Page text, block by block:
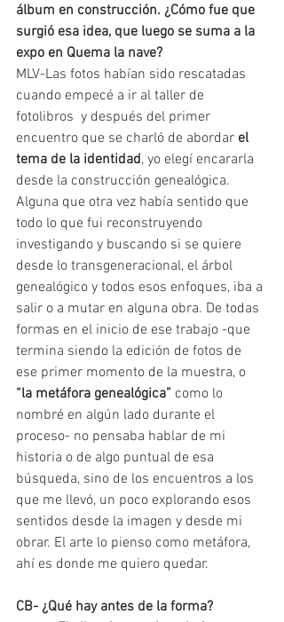
álbum en construcción. ¿Cómo fue que
surgió esa idea, que luego se suma a la
expo en Quema la nave?
MLV-Las fotos habían sido rescatadas
cuando empecé a ir al taller de
fotolibros  y después del primer
encuentro que se charló de abordar el
tema de la identidad, yo elegí encararla
desde la construcción genealógica.
Alguna que otra vez había sentido que
todo lo que fui reconstruyendo
investigando y buscando si se quiere
desde lo transgeneracional, el árbol
genealógico y todos esos enfoques, iba a
salir o a mutar en alguna obra. De todas
formas en el inicio de ese trabajo -que
termina siendo la edición de fotos de
ese primer momento de la muestra, o
“la metáfora genealógica” como lo
nombré en algún lado durante el
proceso- no pensaba hablar de mi
historia o de algo puntual de esa
búsqueda, sino de los encuentros a los
que me llevó, un poco explorando esos
sentidos desde la imagen y desde mi
obrar. El arte lo pienso como metáfora,
ahí es donde me quiero quedar.
CB- ¿Qué hay antes de la forma?